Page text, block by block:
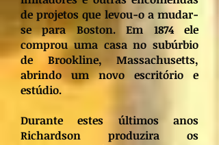
de projetos que levou-o a mudar-
se para Boston. Em 1874 ele
comprou uma casa no subúrbio
de Brookline, Massachusetts,
abrindo um novo escritório e
estúdio.
Durante estes últimos anos
Richardson produzira os